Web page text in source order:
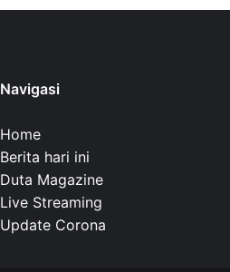
Navigasi
Home
Berita hari ini
Duta Magazine
Live Streaming
Update Corona